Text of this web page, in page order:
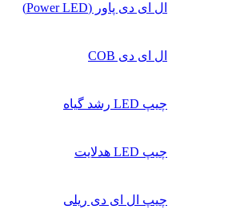
ال ای دی پاور (Power LED)
ال ای دی COB
چیپ‌ LED رشد گیاه
چیپ‌ LED هدلایت
چیپ ال ای دی ریلی